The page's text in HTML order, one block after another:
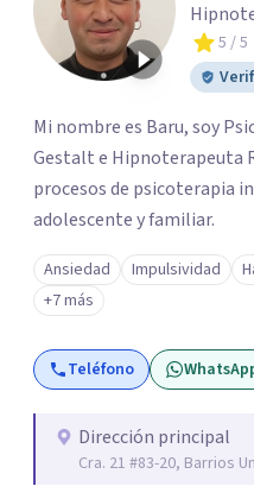
5 / 5
Mi nombre es Baru, soy
Gestalt e Hipnoterapeuta
procesos de psicoterapia
adolescente y familiar.
Ansiedad Impulsividad
+7 más
Teléfono
Dirección principal
Cra. 21 #83-20, Barrios